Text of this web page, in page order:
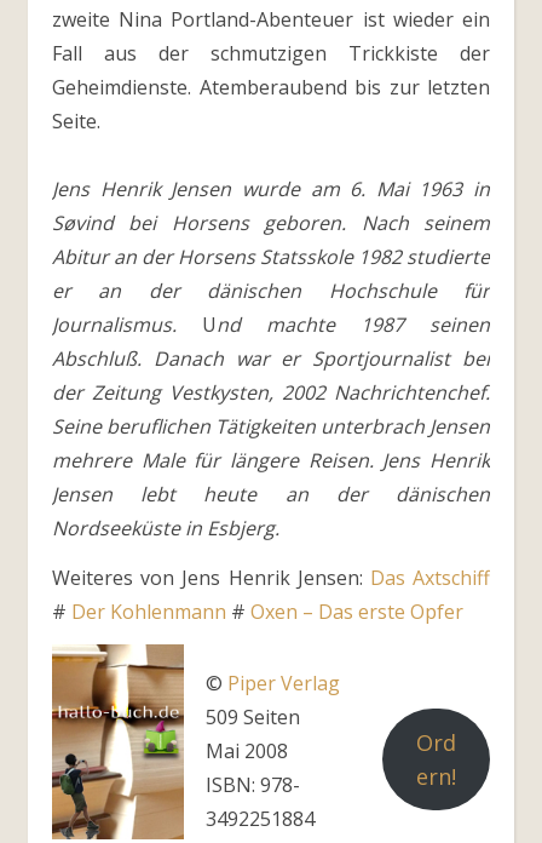
zweite Nina Portland-Abenteuer ist wieder ein
Fall aus der schmutzigen Trickkiste der
Geheimdienste. Atemberaubend bis zur letzten
Seite.
Jens Henrik Jensen wurde am 6. Mai 1963 in
Søvind bei Horsens geboren. Nach seinem
Abitur an der Horsens Statsskole 1982 studierte
er an der dänischen Hochschule für
Journalismus. Und machte 1987 seinen
Abschluß. Danach war er Sportjournalist bei
der Zeitung Vestkysten, 2002 Nachrichtenchef.
Seine beruflichen Tätigkeiten unterbrach Jensen
mehrere Male für längere Reisen. Jens Henrik
Jensen lebt heute an der dänischen
Nordseeküste in Esbjerg.
Weiteres von Jens Henrik Jensen: Das Axtschiff
# Der Kohlenmann # Oxen – Das erste Opfer
© Piper Verlag
509 Seiten
Mai 2008
ISBN: 978-
3492251884
Ord
ern!